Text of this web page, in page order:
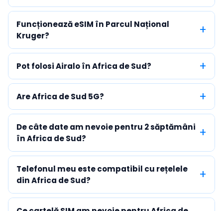
Funcționează eSIM în Parcul Național
Kruger?
Pot folosi Airalo în Africa de Sud?
Are Africa de Sud 5G?
De câte date am nevoie pentru 2 săptămâni
în Africa de Sud?
Telefonul meu este compatibil cu rețelele
din Africa de Sud?